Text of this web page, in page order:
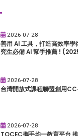
2026-07-28
善用 AI 工具，打造高效率
究生必備 AI 幫手推薦 !
2026-07-28
台灣開放式課程聯盟創用
2026-07-28